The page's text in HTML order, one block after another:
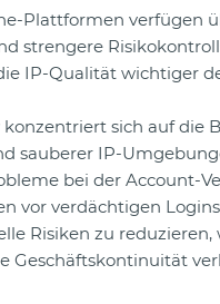
Plattformen verfügen
strengere
IP-Qualität wichtiger
konzentriert sich auf die
sauberer IP-
bei der Account-
vor verdächtigen
Risiken zu reduzieren,
Geschäftskontinuität